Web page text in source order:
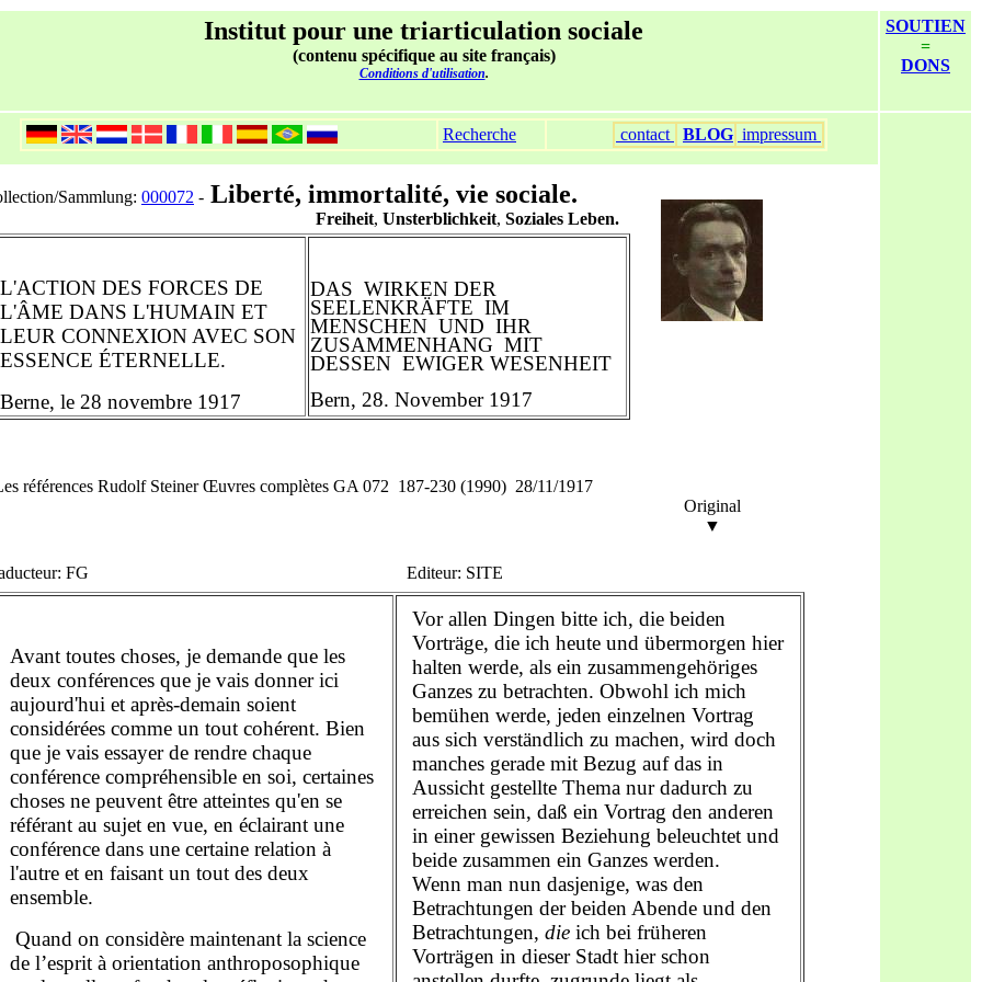
Institut pour une triarticulation sociale
(contenu spécifique au site français)
Conditions d'utilisation.
SOUTIEN
=
DONS
Recherche contact BLOG impressum
Sammlung: 000072 - Liberté, immortalité, vie sociale.
, Unsterblichkeit, Soziales Leben.
L'ACTION DES FORCES DE
L'ÂME DANS L'HUMAIN ET
LEUR CONNEXION AVEC SON
ESSENCE ÉTERNELLE.
Berne, le 28 novembre 1917
DAS WIRKEN DER
SEELENKRÄFTE IM
MENSCHEN UND IHR
ZUSAMMENHANG MIT
DESSEN EWIGER WESENHEIT
Bern, 28. November 1917
références Rudolf Steiner Œuvres complètes GA 072 187-230 (1990) 28/11/1917
Original
▼
FG Editeur: SITE
Avant toutes choses, je demande que les
deux conférences que je vais donner ici
aujourd'hui et après-demain soient
considérées comme un tout cohérent. Bien
que je vais essayer de rendre chaque
conférence compréhensible en soi, certaines
choses ne peuvent être atteintes qu'en se
référant au sujet en vue, en éclairant une
conférence dans une certaine relation à
l'autre et en faisant un tout des deux
ensemble.
Quand on considère maintenant la science
de l’esprit à orientation anthroposophique
Vor allen Dingen bitte ich, die beiden
Vorträge, die ich heute und übermorgen hier
halten werde, als ein zusammengehöriges
Ganzes zu betrachten. Obwohl ich mich
bemühen werde, jeden einzelnen Vortrag
aus sich verständlich zu machen, wird doch
manches gerade mit Bezug auf das in
Aussicht gestellte Thema nur dadurch zu
erreichen sein, daß ein Vortrag den anderen
in einer gewissen Beziehung beleuchtet und
beide zusammen ein Ganzes werden.
Wenn man nun dasjenige, was den
Betrachtungen der beiden Abende und den
Betrachtungen, die ich bei früheren
Vorträgen in dieser Stadt hier schon